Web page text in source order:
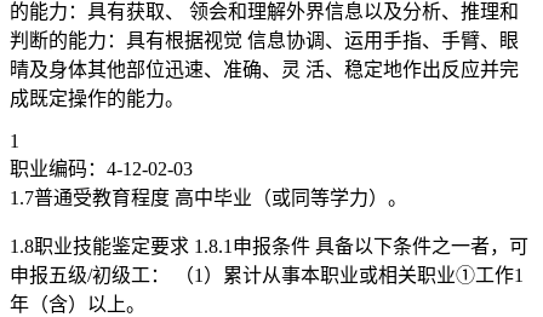
的能力：具有获取、 领会和理解外界信息以及分析、推理和
判断的能力：具有根据视觉 信息协调、运用手指、手臂、眼
晴及身体其他部位迅速、准确、灵 活、稳定地作出反应并完
成既定操作的能力。
1
职业编码：4-12-02-03
1.7普通受教育程度 高中毕业（或同等学力）。
1.8职业技能鉴定要求 1.8.1申报条件 具备以下条件之一者，可
申报五级/初级工： （1）累计从事本职业或相关职业①工作1
年（含）以上。